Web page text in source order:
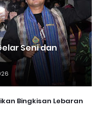
Seni dan
Bingkisan Lebaran